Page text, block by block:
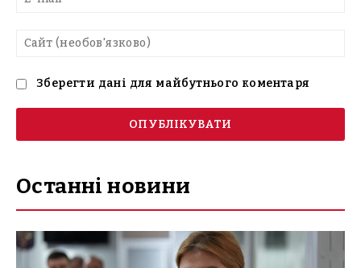
Зберегти дані для майбутнього коментаря
Останні новини